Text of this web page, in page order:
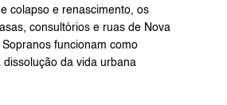
colapso e renascimento, os
consultórios e ruas de Nova
funcionam como
dissolução da vida urbana